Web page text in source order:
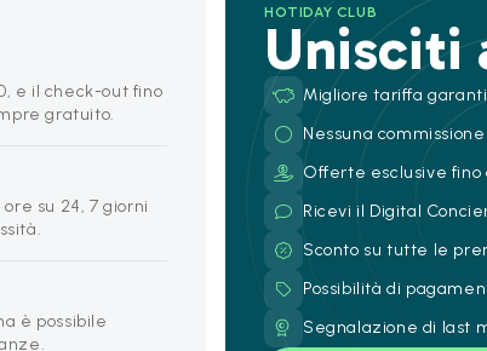
e il check-out fino
gratuito.
su 24, 7 giorni
è possibile
HOTIDAY CLUB
Unisciti
Migliore tariffa
Nessuna commissione
Offerte esclusive fino
Ricevi il Digital
Sconto su tutte le
Possibilità di
Segnalazione di last